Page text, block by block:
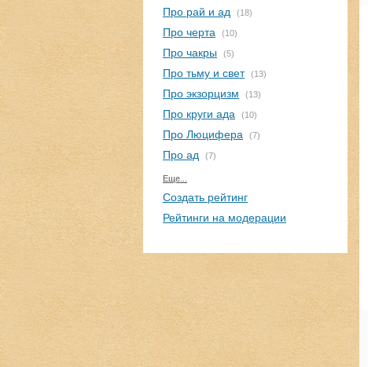
Про рай и ад (18)
Про черта (10)
Про чакры (5)
Про тьму и свет (13)
Про экзорцизм (13)
Про круги ада (10)
Про Люцифера (7)
Про ад (7)
Еще...
Создать рейтинг
Рейтинги на модерации